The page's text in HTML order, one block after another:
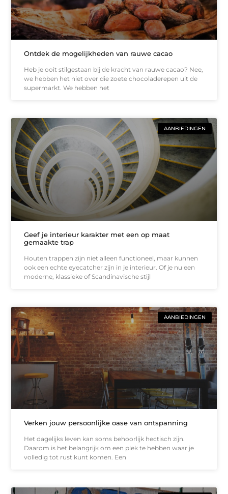
Ontdek de mogelijkheden van rauwe cacao
Heb je ooit stilgestaan bij de kracht van rauwe cacao? Nee,
we hebben het niet over die zoete chocoladerepen uit de
supermarkt. We hebben het
AANBIEDINGEN
Geef je interieur karakter met een op maat
gemaakte trap
Houten trappen zijn niet alleen functioneel, maar kunnen
ook een echte eyecatcher zijn in je interieur. Of je nu een
moderne, klassieke of Scandinavische stijl
AANBIEDINGEN
Verken jouw persoonlijke oase van ontspanning
Het dagelijks leven kan soms behoorlijk hectisch zijn.
Daarom is het belangrijk om een plek te hebben waar je
volledig tot rust kunt komen. Een